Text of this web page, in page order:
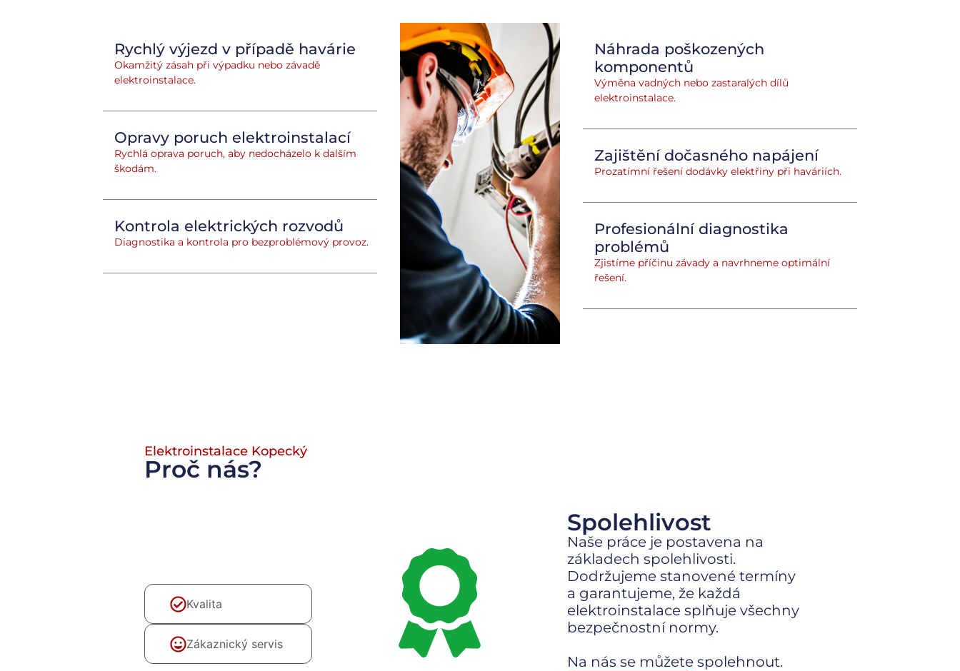
Rychlý výjezd v případě havárie
Okamžitý zásah při výpadku nebo závadě
elektroinstalace.
Opravy poruch elektroinstalací
Rychlá oprava poruch, aby nedocházelo k dalším
škodám.
Kontrola elektrických rozvodů
Diagnostika a kontrola pro bezproblémový provoz.
Náhrada poškozených
komponentů
Výměna vadných nebo zastaralých dílů
elektroinstalace.
Zajištění dočasného napájení
Prozatímní řešení dodávky elektřiny při haváriích.
Profesionální diagnostika
problémů
Zjistíme příčinu závady a navrhneme optimální
řešení.
Elektroinstalace Kopecký
Proč nás?
Kvalita
Zákaznický servis
Spolehlivost
Naše práce je postavena na
základech spolehlivosti.
Dodržujeme stanovené termíny
a garantujeme, že každá
elektroinstalace splňuje všechny
bezpečnostní normy.
Na nás se můžete spolehnout.